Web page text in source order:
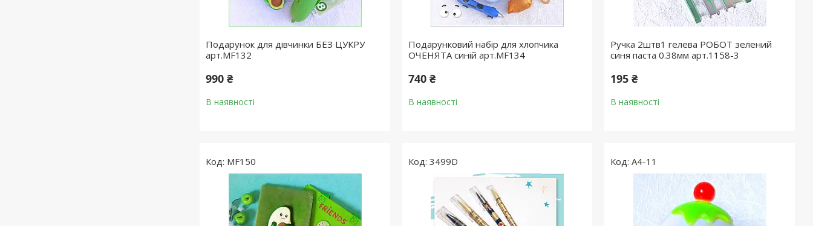
Подарунок для дівчинки БЕЗ ЦУКРУ
арт.MF132
990 ₴
В наявності
Подарунковий набір для хлопчика
ОЧЕНЯТА синій арт.MF134
740 ₴
В наявності
Ручка 2штв1 гелева РОБОТ зелений
синя паста 0.38мм арт.1158-3
195 ₴
В наявності
MF150 3499D А4-11